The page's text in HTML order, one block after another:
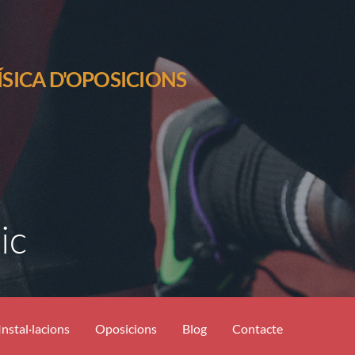
D'OPOSICIONS
Oposicions Blog Contacte